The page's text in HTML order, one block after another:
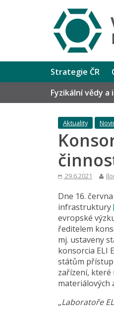
Strategie ČR
Fyzikální vědy
Aktuality
29.6.2021
Dne 16.
infrastruktury
evropské
ředitelem
mj. ustaveny
konsorcia ELI
státům přístup
zařízení, které
materiálových
„Laboratoře